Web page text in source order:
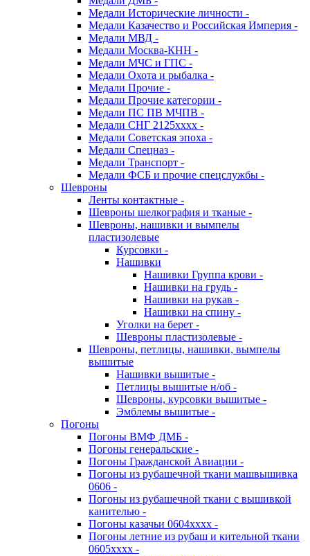
Медали Исторические личности -
Медали Казачество и Российская Империя -
Медали МВД -
Медали Москва-КНН -
Медали МЧС и ГПС -
Медали Охота и рыбалка -
Медали Прочие -
Медали Прочие категории -
Медали ПС ПВ МЧПВ -
Медали СНГ 2125хххх -
Медали Советская эпоха -
Медали Спецназ -
Медали Транспорт -
Медали ФСБ и прочие спецслужбы -
Шевроны
Ленты контактные -
Шевроны шелкография и тканые -
Шевроны, нашивки и вымпелы
пластизолевые
Курсовки -
Нашивки
Нашивки Группа крови -
Нашивки на грудь -
Нашивки на рукав -
Нашивки на спину -
Уголки на берет -
Шевроны пластизолевые -
Шевроны, петлицы, нашивки, вымпелы
вышитые
Нашивки вышитые -
Петлицы вышитые н/об -
Шевроны, курсовки вышитые -
Эмблемы вышитые -
Погоны
Погоны ВМФ ДМБ -
Погоны генеральские -
Погоны Гражданской Авиации -
Погоны из рубашечной ткани машвышивка
0606 -
Погоны из рубашечной ткани с вышивкой
канителью -
Погоны казачьи 0604хххх -
Погоны летние из рубаш и кительной ткани
0605хххх -